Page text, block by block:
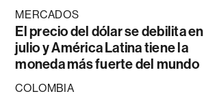
MERCADOS
El precio del dólar se debilita en
julio y América Latina tiene la
moneda más fuerte del mundo
COLOMBIA